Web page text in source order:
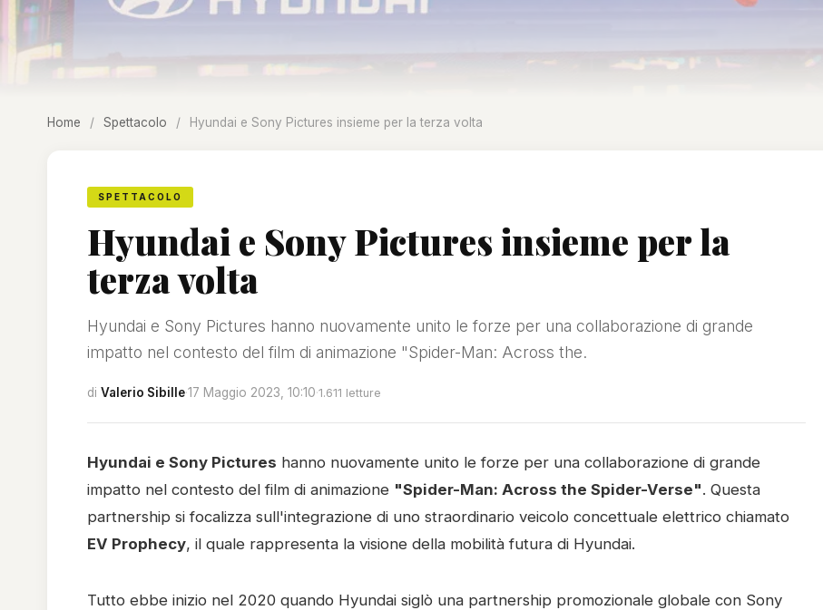
Home / Spettacolo / Hyundai e Sony Pictures insieme per la terza volta
SPETTACOLO
Hyundai e Sony Pictures insieme per la
terza volta
Hyundai e Sony Pictures hanno nuovamente unito le forze per una collaborazione di grande
impatto nel contesto del film di animazione "Spider-Man: Across the.
di Valerio Sibille·17 Maggio 2023, 10:10·1.611 letture
Hyundai e Sony Pictures hanno nuovamente unito le forze per una collaborazione di grande
impatto nel contesto del film di animazione "Spider-Man: Across the Spider-Verse". Questa
partnership si focalizza sull'integrazione di uno straordinario veicolo concettuale elettrico chiamato
EV Prophecy, il quale rappresenta la visione della mobilità futura di Hyundai.
Tutto ebbe inizio nel 2020 quando Hyundai siglò una partnership promozionale globale con Sony